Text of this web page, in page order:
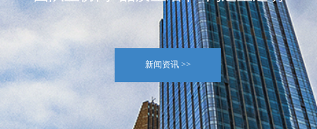
新闻资讯 >>
项目展示 >>